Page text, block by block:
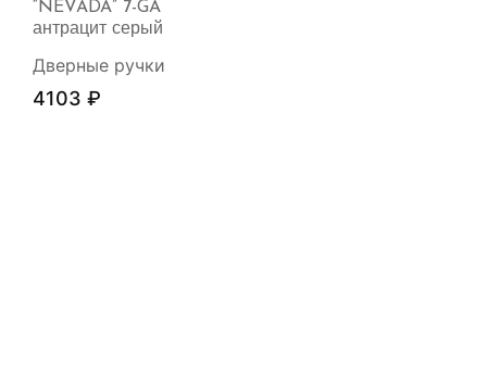
“NEVADA” 7-GA
антрацит серый
Дверные ручки
4103 ₽